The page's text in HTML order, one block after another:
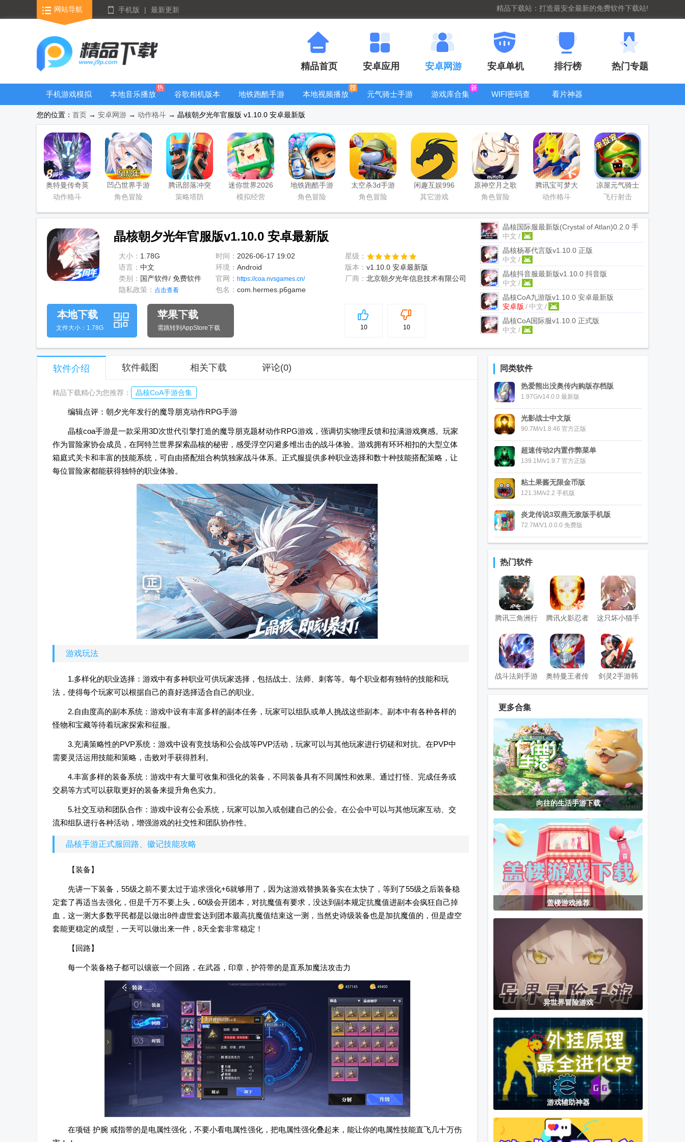
网站导航 手机版 | 最新更新 精品下载站：打造最安全最新的免费软件下载站!
精品首页 安卓应用 安卓网游 安卓单机 排行榜 热门专题
手机游戏模拟
器安卓版合集
本地音乐播放
谷歌相机版本
大全
地铁跑酷手游
本地视频播放
元气骑士手游
游戏库合集
WIFI密码查
看片神器
全
您的位置： 首页 → 安卓网游 → 动作格斗 → 晶核朝夕光年官服版 v1.10.0 安卓最新版
奥特曼传奇英
雄手游正版
动作格斗
凹凸世界手游
正版
角色冒险
腾讯部落冲突
皇室战争手游
策略塔防
迷你世界2026
最新升级版
模拟经营
地铁跑酷手游
国服
角色冒险
太空杀3d手游
角色冒险
闲趣互娱996
传奇盒子官方
其它游戏
原神空月之歌
版本
角色冒险
腾讯宝可梦大
集结国服正式
动作格斗
凉屋元气骑士
官方正版
飞行射击
晶核朝夕光年官服版v1.10.0 安卓最新版
大小： 1.78G 时间： 2026-06-17 19:02
星级：
语言： 中文 环境： Android 版本： v1.10.0 安卓最新版
类别： 国产软件/ 免费软件 官网： https://coa.nvsgames.cn/ 厂商： 北京朝夕光年信息技术有限公司
隐私政策： 点击查看 包名： com.hermes.p6game
晶核国际服最新版(Crystal of Atlan)0.2.0 手
机版
中文 /
晶核杨幂代言版v1.10.0 正版
中文 /
晶核抖音服最新版v1.10.0 抖音版
中文 /
晶核CoA九游版v1.10.0 安卓最新版
安卓版 / 中文 /
晶核CoA国际服v1.10.0 正式版
中文 /
5
10 10
本地下载
文件大小：1.78G
苹果下载
需跳转到AppStore下载
软件介绍 软件截图 相关下载 评论(0)
精品下载精心为您推荐： 晶核CoA手游合集
编辑点评：朝夕光年发行的魔导朋克动作RPG手游
晶核coa手游是一款采用3D次世代引擎打造的魔导朋克题材动作RPG游戏，强调切实物理反馈和拉满游戏爽感。玩家
作为冒险家协会成员，在阿特兰世界探索晶核的秘密，感受浮空闪避多维出击的战斗体验。游戏拥有环环相扣的大型立体
箱庭式关卡和丰富的技能系统，可自由搭配组合构筑独家战斗体系。正式服提供多种职业选择和数十种技能搭配策略，让
每位冒险家都能获得独特的职业体验。
游戏玩法
1.多样化的职业选择：游戏中有多种职业可供玩家选择，包括战士、法师、刺客等。每个职业都有独特的技能和玩
法，使得每个玩家可以根据自己的喜好选择适合自己的职业。
2.自由度高的副本系统：游戏中设有丰富多样的副本任务，玩家可以组队或单人挑战这些副本。副本中有各种各样的
怪物和宝藏等待着玩家探索和征服。
3.充满策略性的PVP系统：游戏中设有竞技场和公会战等PVP活动，玩家可以与其他玩家进行切磋和对抗。在PVP中
需要灵活运用技能和策略，击败对手获得胜利。
4.丰富多样的装备系统：游戏中有大量可收集和强化的装备，不同装备具有不同属性和效果。通过打怪、完成任务或
交易等方式可以获取更好的装备来提升角色实力。
5.社交互动和团队合作：游戏中设有公会系统，玩家可以加入或创建自己的公会。在公会中可以与其他玩家互动、交
流和组队进行各种活动，增强游戏的社交性和团队协作性。
晶核手游正式服回路、徽记技能攻略
【装备】
先讲一下装备，55级之前不要太过于追求强化+6就够用了，因为这游戏替换装备实在太快了，等到了55级之后装备稳
定套了再适当去强化，但是千万不要上头，60级会开团本，对抗魔值有要求，没达到副本规定抗魔值进副本会疯狂自己掉
血，这一测大多数平民都是以做出8件虚世套达到团本最高抗魔值结束这一测，当然史诗级装备也是加抗魔值的，但是虚空
套能更稳定的成型，一天可以做出来一件，8天全套非常稳定！
【回路】
每一个装备格子都可以镶嵌一个回路，在武器，印章，护符带的是直系加魔法攻击力
在项链 护腕 戒指带的是电属性强化，不要小看电属性强化，把电属性强化叠起来，能让你的电属性技能直飞几十万伤
同类软件
热爱熊出没奥传内购版存档版
1.97G/v14.0.0 最新版
光影战士中文版
90.7M/v1.8.46 官方正版
超速传动2内置作弊菜单
139.1M/v1.9.7 官方正版
粘土果酱无限金币版
121.3M/v2.2 手机版
炎龙传说3双燕无敌版手机版
72.7M/V1.0.0.0 免费版
热门软件
腾讯三角洲行
动手游官方正
版
腾讯火影忍者
手游最新版
这只坏小猫手
游(わるこね)
战斗法则手游
官方版
奥特曼王者传
奇官方正版
剑灵2手游韩
服12+完整版
EA战地移动版
(Battlefield
Mobile)
KOF
ALLSTAR拳皇
全明星
Dream edge
海外测试版
幸存者营地Z
内置菜单版
深海花园游戏
正版
网络天才网页
版(Akinator)
修罗战神脚本
免费版
游策侠最新版
Sudachi模拟
器安卓版
老版波克斗地
刺客信条血统
双扣免费版
更多合集
向往的生活手游下载
盖楼游戏推荐
异世界冒险游戏
游戏辅助神器